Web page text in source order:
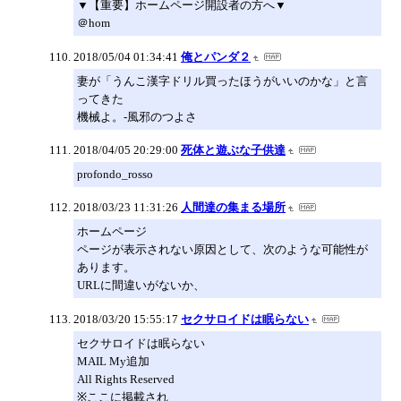
▼【重要】ホームページ開設者の方へ▼
＠hom
2018/05/04 01:34:41 俺とパンダ２
妻が「うんこ漢字ドリル買ったほうがいいのかな」と言
ってきた
機械よ。-風邪のつよさ
2018/04/05 20:29:00 死体と遊ぶな子供達
profondo_rosso
2018/03/23 11:31:26 人間達の集まる場所
ホームページ
ページが表示されない原因として、次のような可能性が
あります。
URLに間違いがないか、
2018/03/20 15:55:17 セクサロイドは眠らない
セクサロイドは眠らない
MAIL My追加
All Rights Reserved
※ここに掲載され